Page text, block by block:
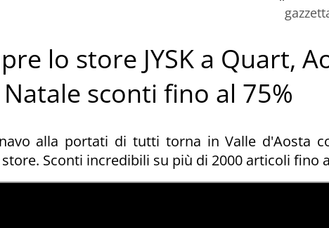
lo store JYSK a Quart,
sconti fino al 75%
alla portati di tutti torna in Valle d'Aosta
Sconti incredibili su più di 2000 articoli fino